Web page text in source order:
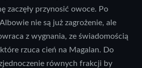
zaczęły przynosić owoce. Po
nie są już zagrożenie, ale
z wygnania, ze świadomością
rzuca cień na Magalan. Do
równych frakcji by